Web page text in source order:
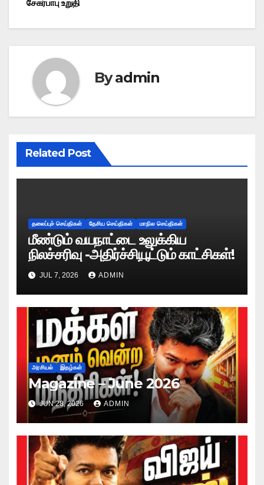
சேகர்பாபு உறுதி
Byadmin
Related Post
தலைப்புச் செய்திகள் தேசிய செய்திகள் மாநில செய்திகள்
மீண்டும் வயநாட்டை உலுக்கிய
நிலச்சரிவு -அதிர்ச்சியூட்டும் காட்சிகள்!
JUL 7, 2026 ADMIN
அரசியல் இதழ்கள்
Magazine – June 2026
JUN 28, 2026 ADMIN